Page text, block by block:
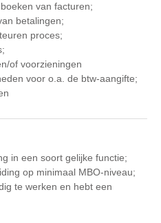
van facturen;
betalingen;
proces;
of voorzieningen
voor o.a. de btw-aangifte;
in een soort gelijke functie;
op minimaal MBO-niveau;
te werken en hebt een